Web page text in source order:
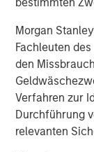
Morgan
Fachleuten
den
Verfahren zur
Durchführung
relevanten
"The
retail has
in-class
businesses. By
when selling
common vision
businesses